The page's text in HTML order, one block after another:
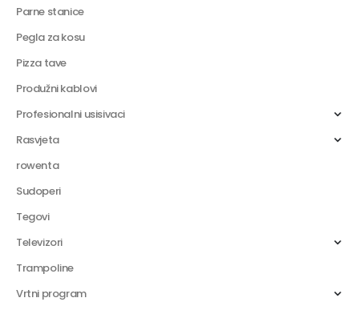
Parne stanice
Pegla za kosu
Pizza tave
Produžni kablovi
Profesionalni usisivaci
Rasvjeta
rowenta
Sudoperi
Tegovi
Televizori
Trampoline
Vrtni program